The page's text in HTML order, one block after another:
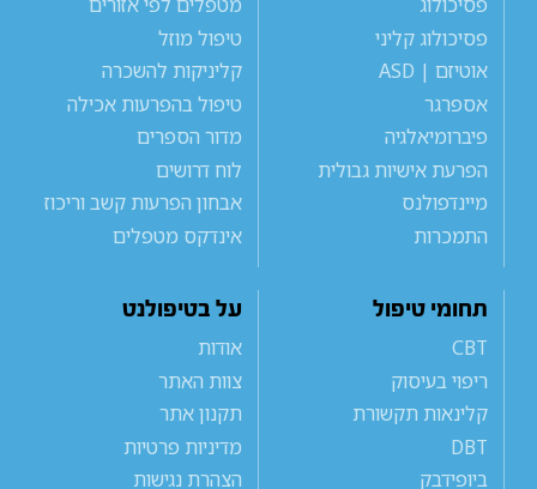
פסיכולוג קליני
אוטיזם | ASD
אספרגר
פיברומיאלגיה
הפרעת אישיות גבולית
מיינדפולנס
התמכרות
טיפול מוזל
קליניקות להשכרה
טיפול בהפרעות אכילה
מדור הספרים
לוח דרושים
אבחון הפרעות קשב וריכוז
אינדקס מטפלים
תחומי טיפול
CBT
ריפוי בעיסוק
קלינאות תקשורת
DBT
ביופידבק
על בטיפולנט
אודות
צוות האתר
תקנון אתר
מדיניות פרטיות
הצהרת נגישות